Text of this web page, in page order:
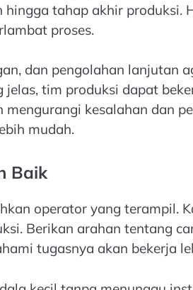
hingga tahap akhir
proses.
dan pengolahan lanjutan
tim produksi dapat
kesalahan dan
mudah.
Baik
operator yang terampil.
Berikan arahan tentang
tugasnya akan bekerja